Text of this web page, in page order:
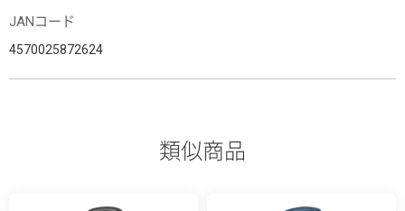
JANコード
4570025872624
類似商品